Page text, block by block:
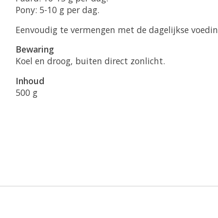
Pony: 5-10 g per dag.
Eenvoudig te vermengen met de dagelijkse
Bewaring
Koel en droog, buiten direct zonlicht.
Inhoud
500 g